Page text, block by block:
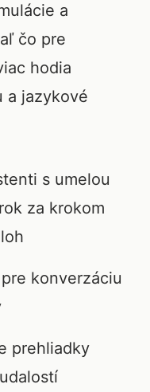
a
čo pre
hodia
a jazykové
s umelou
za krokom
konverzáciu
prehliadky